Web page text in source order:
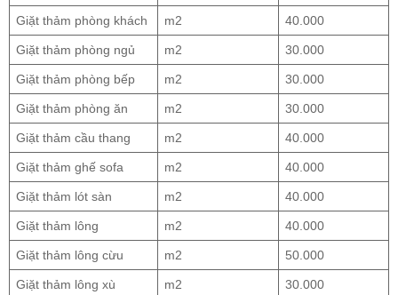
Giặt thảm phòng khách m2 40.000
Giặt thảm phòng ngủ m2 30.000
Giặt thảm phòng bếp m2 30.000
Giặt thảm phòng ăn m2 30.000
Giặt thảm cầu thang m2 40.000
Giặt thảm ghế sofa m2 40.000
Giặt thảm lót sàn m2 40.000
Giặt thảm lông m2 40.000
Giặt thảm lông cừu m2 50.000
Giặt thảm lông xù m2 30.000